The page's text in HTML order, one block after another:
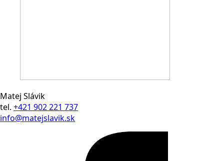
Matej Slávik
tel. +421 902 221 737
info@matejslavik.sk